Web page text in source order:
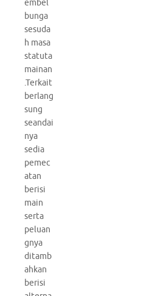
embel
bunga
sesuda
h masa
statuta
mainan
.Terkait
berlang
sung
seandai
nya
sedia
pemec
atan
berisi
main
serta
peluan
gnya
ditamb
ahkan
berisi